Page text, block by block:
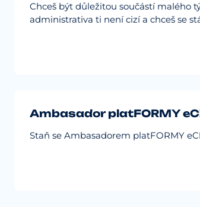
Chceš být důležitou součástí malého
administrativa ti není cizí a chceš se
Ambasador platFORMY
Staň se Ambasadorem platFORMY